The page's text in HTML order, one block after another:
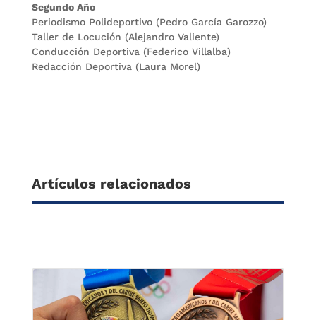
Segundo Año
Periodismo Polideportivo (Pedro García Garozzo)
Taller de Locución (Alejandro Valiente)
Conducción Deportiva (Federico Villalba)
Redacción Deportiva (Laura Morel)
Artículos relacionados